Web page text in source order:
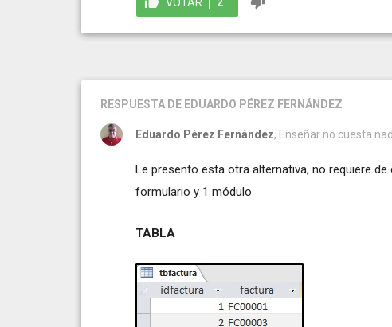
RESPUESTA DE EDUARDO PÉREZ FERNÁNDEZ
Eduardo Pérez Fernández, Enseñar no cuesta
Le presento esta otra alternativa, no requiere
formulario y 1 módulo
TABLA